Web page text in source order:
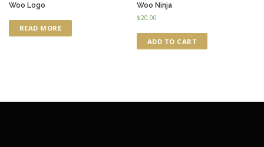
Woo Logo
READ MORE
Woo Ninja
$20.00
ADD TO CART